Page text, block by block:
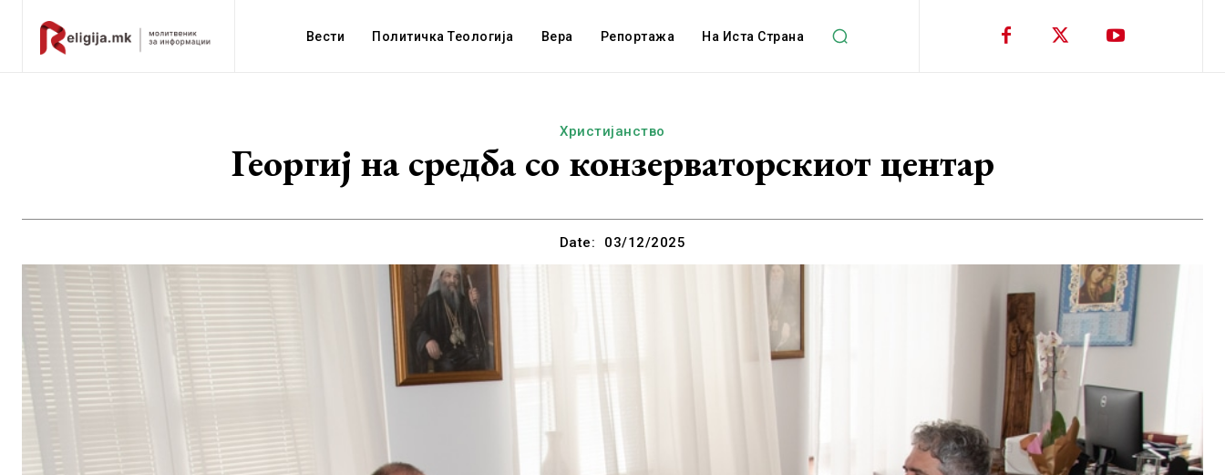
Вести Политичка Теологија Вера Репортажа На Иста Страна
Христијанство
Георгиј на средба со конзерваторскиот центар
Date: 03/12/2025